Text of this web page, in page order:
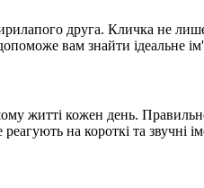
друга. Кличка не
вам знайти ідеальне
житті кожен день.
на короткі та звучні